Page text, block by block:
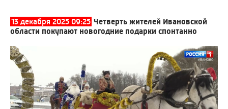
13 декабря 2025 09:25 Четверть жителей Ивановской
области покупают новогодние подарки спонтанно